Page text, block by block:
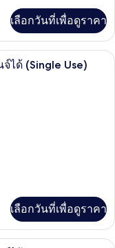
เลือกวันที่เพื่อดูราคา
นระดับพรีเมียม, มินิบาร์ฟรี,
ได้ (Single Use)
เลือกวันที่เพื่อดูราคา
นระดับพรีเมียม, มินิบาร์ฟรี,